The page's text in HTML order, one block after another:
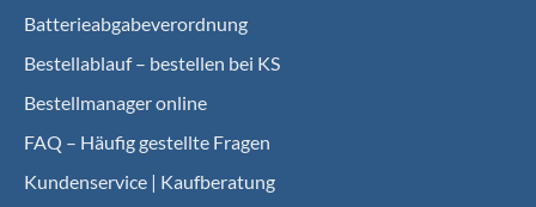
Batterieabgabeverordnung
Bestellablauf – bestellen bei KS
Bestellmanager online
FAQ – Häufig gestellte Fragen
Kundenservice | Kaufberatung